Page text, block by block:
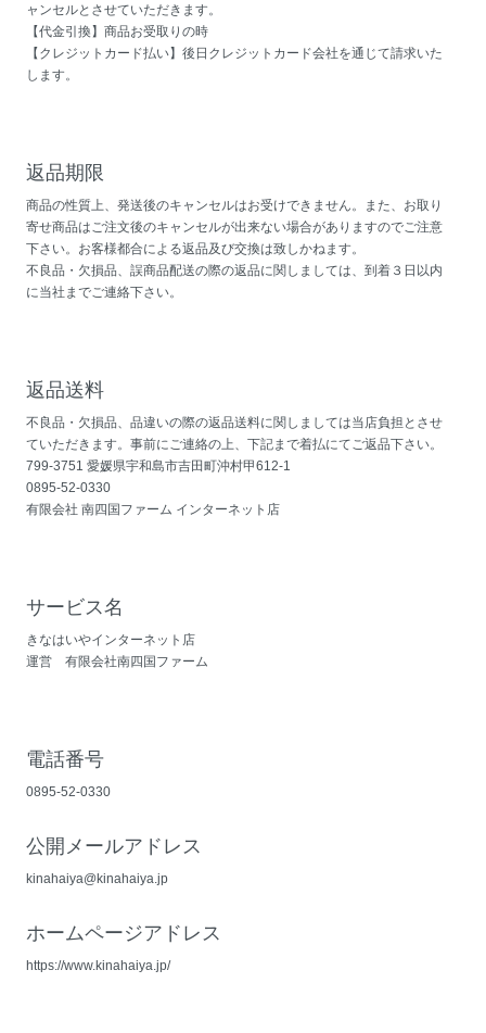
ャンセルとさせていただきます。
【代金引換】商品お受取りの時
【クレジットカード払い】後日クレジットカード会社を通じて請求いた
します。
返品期限
商品の性質上、発送後のキャンセルはお受けできません。また、お取り
寄せ商品はご注文後のキャンセルが出来ない場合がありますのでご注意
下さい。お客様都合による返品及び交換は致しかねます。
不良品・欠損品、誤商品配送の際の返品に関しましては、到着３日以内
に当社までご連絡下さい。
返品送料
不良品・欠損品、品違いの際の返品送料に関しましては当店負担とさせ
ていただきます。事前にご連絡の上、下記まで着払にてご返品下さい。
799-3751 愛媛県宇和島市吉田町沖村甲612-1
0895-52-0330
有限会社 南四国ファーム インターネット店
サービス名
きなはいやインターネット店
運営 有限会社南四国ファーム
電話番号
0895-52-0330
公開メールアドレス
kinahaiya@kinahaiya.jp
ホームページアドレス
https://www.kinahaiya.jp/